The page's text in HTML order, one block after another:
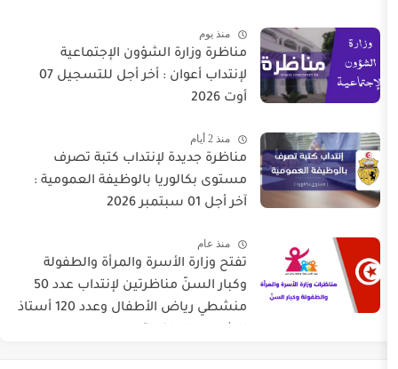
منذ يوم
مناظرة وزارة الشؤون الإجتماعية
لإنتداب أعوان : أخر أجل للتسجيل 07
أوت 2026
منذ 2 أيام
مناظرة جديدة لإنتداب كتبة تصرف
مستوى بكالوريا بالوظيفة العمومية :
تفتح وزارة الأسرة والمرأة والطفولة
وكبار السنّ مناظرتين لإنتداب عدد 50
منشطي رياض الأطفال وعدد 120 أستاذ